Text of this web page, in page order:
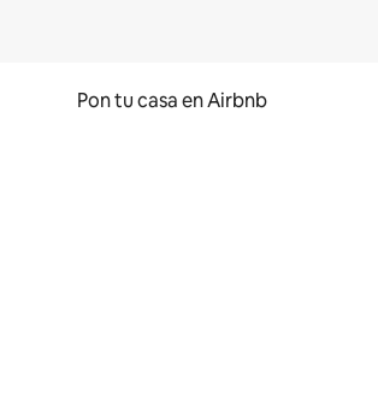
Pon tu casa en Airbnb